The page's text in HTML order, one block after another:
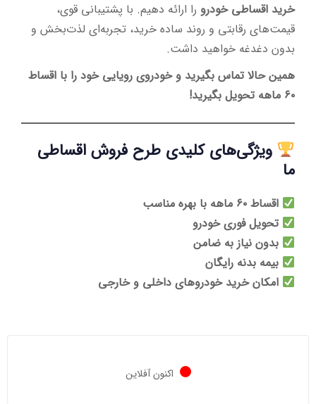
خرید اقساطی خودرو را ارائه دهیم. با پشتیبانی قوی،
قیمت‌های رقابتی و روند ساده خرید، تجربه‌ای لذت‌بخش و
بدون دغدغه خواهید داشت.
همین حالا تماس بگیرید و خودروی رویایی خود را با اقساط
۶۰ ماهه تحویل بگیرید!
ویژگی‌های کلیدی طرح فروش اقساطی
ما
اقساط ۶۰ ماهه با بهره مناسب
تحویل فوری خودرو
بدون نیاز به ضامن
بیمه بدنه رایگان
امکان خرید خودروهای داخلی و خارجی
اکنون آفلاین